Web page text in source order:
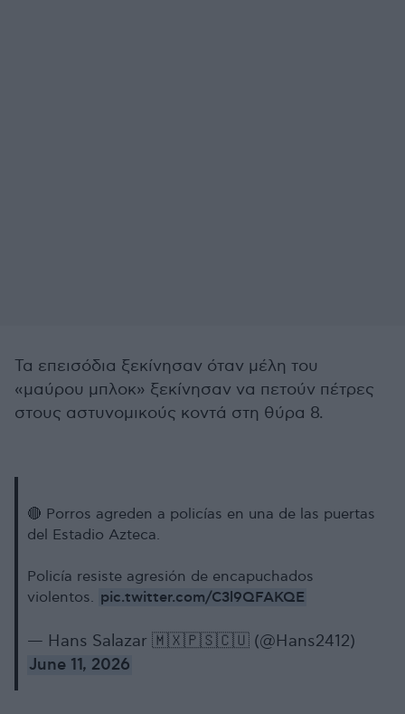
Τα επεισόδια ξεκίνησαν όταν μέλη του
«μαύρου μπλοκ» ξεκίνησαν να πετούν πέτρες
στους αστυνομικούς κοντά στη θύρα 8.
🔴 Porros agreden a policías en una de las puertas
del Estadio Azteca.
Policía resiste agresión de encapuchados
violentos. pic.twitter.com/C3l9QFAKQE
— Hans Salazar 🇲🇽🇵🇸🇨🇺 (@Hans2412)
June 11, 2026